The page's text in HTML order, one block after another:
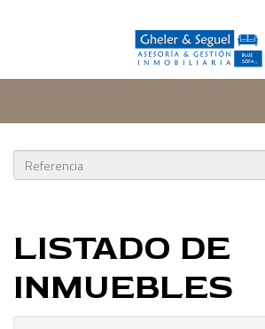
LISTADO DE
INMUEBLES